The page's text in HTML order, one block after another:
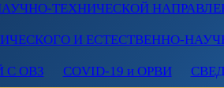
ТЕХНИЧЕСКОЙ
И ЕСТЕСТВЕННО-
С ОВЗ COVID-19 и ОРВИ